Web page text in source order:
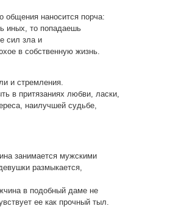
общения наносится порча:
иных, то попадаешь
сил зла и
в собственную жизнь.
и стремления.
в притязаниях любви, ласки,
наилучшей судьбе,
занимается мужскими
размыкается,
в подобный даме не
ее как прочный тыл.